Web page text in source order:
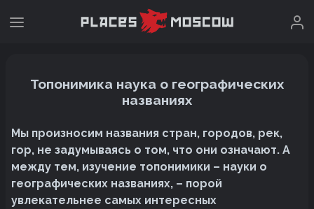
Топонимика наука о географических
названиях
Мы произносим названия стран, городов, рек,
гор, не задумываясь о том, что они означают. А
между тем, изучение топонимики – науки о
географических названиях, – порой
увлекательнее самых интересных